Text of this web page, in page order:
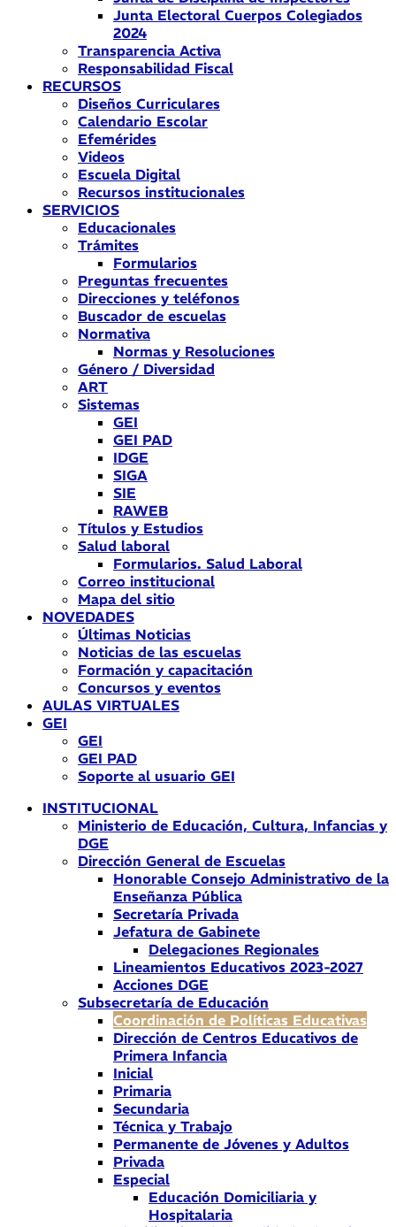
Junta Electoral Cuerpos Colegiados
2024
Transparencia Activa
Responsabilidad Fiscal
RECURSOS
Diseños Curriculares
Calendario Escolar
Efemérides
Videos
Escuela Digital
Recursos institucionales
SERVICIOS
Educacionales
Trámites
Formularios
Preguntas frecuentes
Direcciones y teléfonos
Buscador de escuelas
Normativa
Normas y Resoluciones
Género / Diversidad
ART
Sistemas
GEI
GEI PAD
IDGE
SIGA
SIE
RAWEB
Títulos y Estudios
Salud laboral
Formularios. Salud Laboral
Correo institucional
Mapa del sitio
NOVEDADES
Últimas Noticias
Noticias de las escuelas
Formación y capacitación
Concursos y eventos
AULAS VIRTUALES
GEI
GEI
GEI PAD
Soporte al usuario GEI
INSTITUCIONAL
Ministerio de Educación, Cultura, Infancias y
DGE
Dirección General de Escuelas
Honorable Consejo Administrativo de la
Enseñanza Pública
Secretaría Privada
Jefatura de Gabinete
Delegaciones Regionales
Lineamientos Educativos 2023-2027
Acciones DGE
Subsecretaría de Educación
Coordinación de Políticas Educativas
Dirección de Centros Educativos de
Primera Infancia
Inicial
Primaria
Secundaria
Técnica y Trabajo
Permanente de Jóvenes y Adultos
Privada
Especial
Educación Domiciliaria y
Hospitalaria